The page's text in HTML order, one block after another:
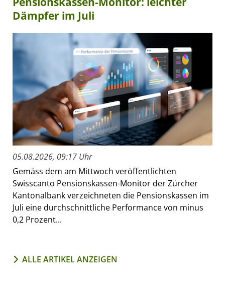
Dämpfer im Juli
05.08.2026, 09:17 Uhr
Gemäss dem am Mittwoch veröffentlichten
Swisscanto Pensionskassen-Monitor der Zürcher
Kantonalbank verzeichneten die Pensionskassen im
Juli eine durchschnittliche Performance von minus
0,2 Prozent...
ALLE ARTIKEL ANZEIGEN